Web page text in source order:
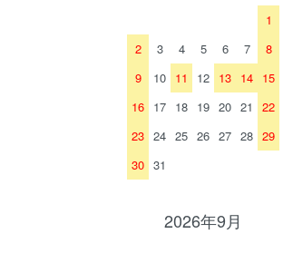
1
2
3 4 5 6 7
8
9
10 11 12 13 14 15
16 17 18 19 20 21
22
23 24 25 26 27 28 29
30 31
2026年9月